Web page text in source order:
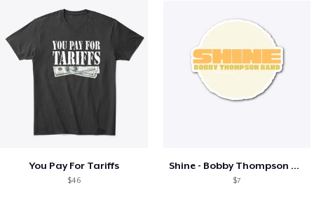
You Pay For Tariffs
$46
Shine - Bobby Thompson Band Merch
$7